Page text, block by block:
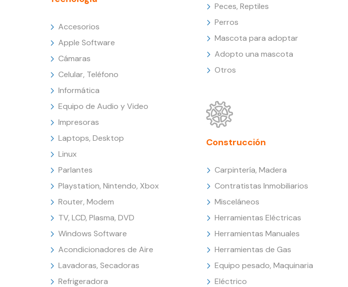
Accesorios
Apple Software
Cámaras
Celular, Teléfono
Informática
Equipo de Audio y Video
Impresoras
Laptops, Desktop
Linux
Parlantes
Playstation, Nintendo, Xbox
Router, Modem
TV, LCD, Plasma, DVD
Windows Software
Acondicionadores de Aire
Lavadoras, Secadoras
Refrigeradora
Peces, Reptiles
Perros
Mascota para adoptar
Adopto una mascota
Otros
Construcción
Carpintería, Madera
Contratistas Inmobiliarios
Misceláneos
Herramientas Eléctricas
Herramientas Manuales
Herramientas de Gas
Equipo pesado, Maquinaria
Eléctrico